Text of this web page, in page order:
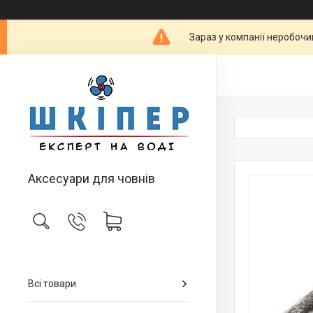
Зараз у компанії
Аксесуари для човнів
Всі товари